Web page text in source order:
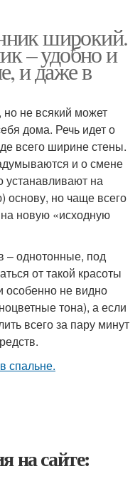
широкий.
– удобно и
и даже в
но не всякий может
дома. Речь идет о
всего ширине стены.
и о смене
устанавливают на
основу, но чаще всего
новую «исходную
– однотонные, под
от такой красоты
особенно не видно
тона), а если
всего за пару минут
на сайте: